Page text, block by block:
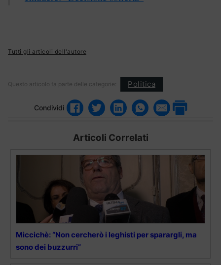
Tutti gli articoli dell'autore
Questo articolo fa parte delle categorie: Politica
Condividi
Articoli Correlati
Miccichè: “Non cercherò i leghisti per sparargli, ma
sono dei buzzurri”